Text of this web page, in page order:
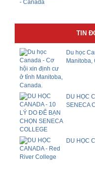
TIN
Du học
Manitoba,
DU HỌC
SENECA
DU HỌC